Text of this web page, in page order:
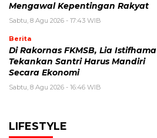
Mengawal Kepentingan Rakyat
Sabtu, 8 Agu 2026 - 17:43 WIB
Berita
Di Rakornas FKMSB, Lia Istifhama
Tekankan Santri Harus Mandiri
Secara Ekonomi
Sabtu, 8 Agu 2026 - 16:46 WIB
LIFESTYLE